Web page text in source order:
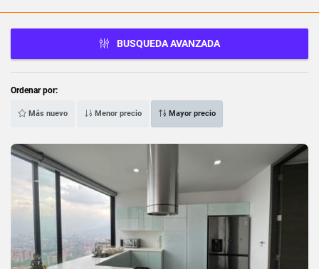
BUSQUEDA AVANZADA
Ordenar por:
Más nuevo Menor precio Mayor precio